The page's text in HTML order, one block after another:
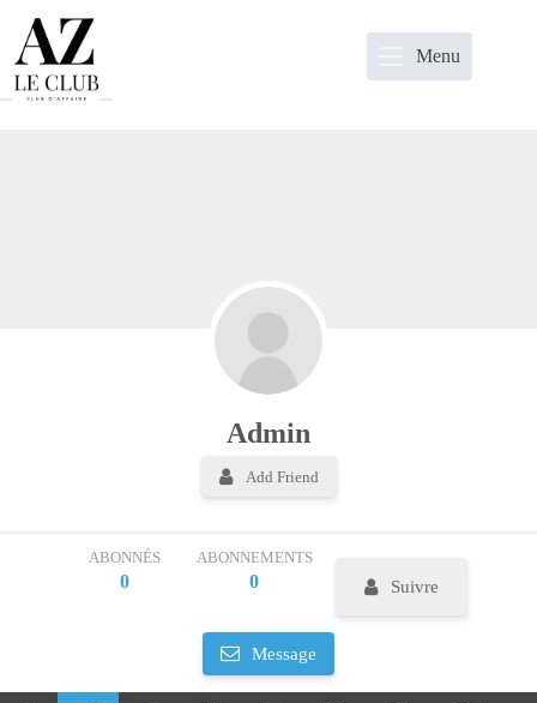
contenu
Menu
Admin
Admin
Add Friend
ABONNÉS
0
ABONNEMENTS
0 Suivre
Message